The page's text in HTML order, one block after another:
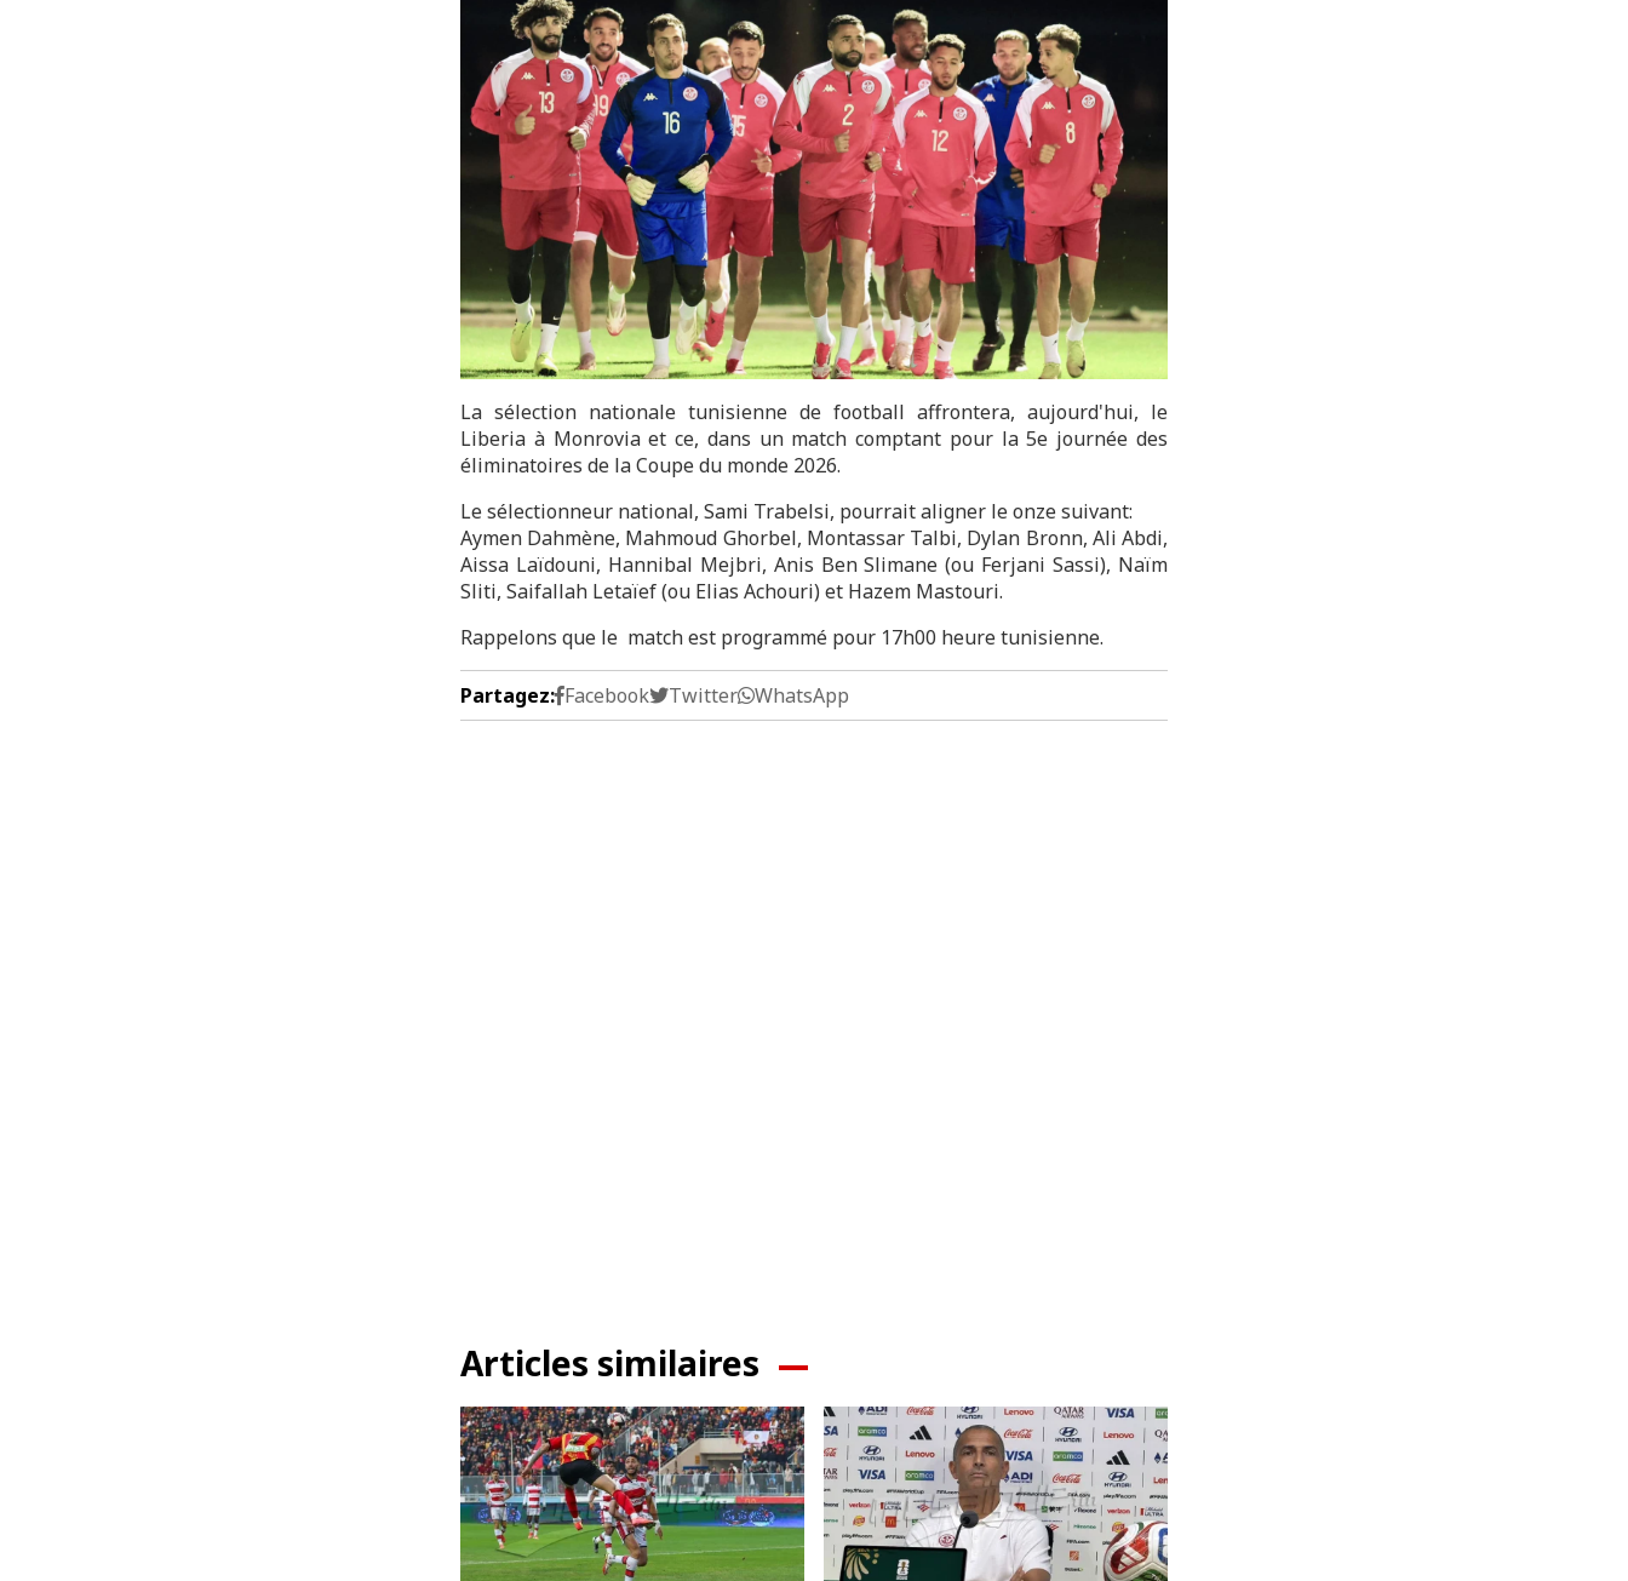
La sélection nationale tunisienne de football affrontera, aujourd'hui, le
Liberia à Monrovia et ce, dans un match comptant pour la 5e journée des
éliminatoires de la Coupe du monde 2026.
Le sélectionneur national, Sami Trabelsi, pourrait aligner le onze suivant:
Aymen Dahmène, Mahmoud Ghorbel, Montassar Talbi, Dylan Bronn, Ali Abdi,
Aissa Laïdouni, Hannibal Mejbri, Anis Ben Slimane (ou Ferjani Sassi), Naïm
Sliti, Saifallah Letaïef (ou Elias Achouri) et Hazem Mastouri.
Rappelons que le match est programmé pour 17h00 heure tunisienne.
Partagez: Facebook Twitter WhatsApp
Articles similaires